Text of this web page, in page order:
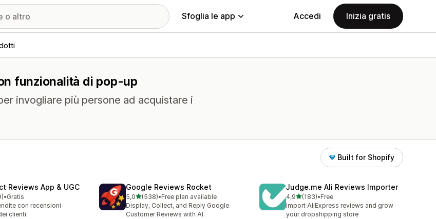
Sfoglia le app Accedi Inizia gratis
funzionalità di pop-up
invogliare più persone ad acquistare i
Built for Shopify
Reviews App & UGC
5
totali
•Gratis
con recensioni
clienti.
Google Reviews Rocket
5,0stelle su 5
(538)
538 recensioni totali
•Free plan available
Display, Collect, and Reply Google
Customer Reviews with AI.
Judge.me Ali Reviews Importer
4,9stelle su 5
(183)
183 recensioni totali
•Free
Import AliExpress reviews and grow
your dropshipping store